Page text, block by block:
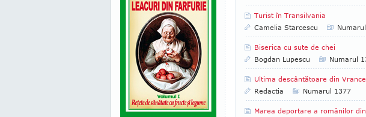
Turist în Transilvania
Camelia Starcescu
Biserica cu sute de chei
Bogdan Lupescu
Numarul
Ultima descântătoare din
Redactia
Numarul 1377
Marea deportare a românilor